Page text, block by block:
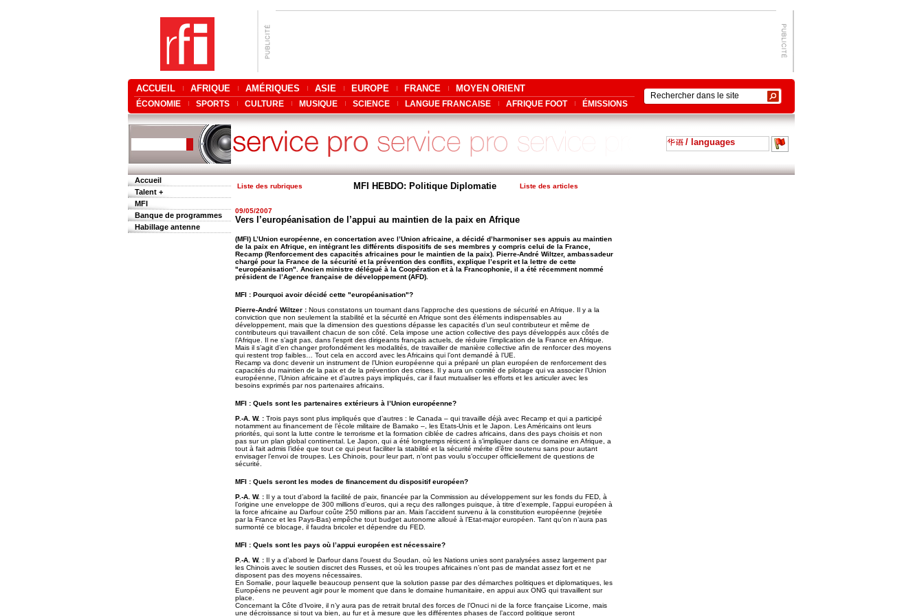
ACCUEIL AFRIQUE AMÉRIQUES ASIE EUROPE FRANCE MOYEN ORIENT
ÉCONOMIE SPORTS CULTURE MUSIQUE SCIENCE LANGUE FRANCAISE AFRIQUE FOOT ÉMISSIONS
/ languages
Accueil
Talent +
MFI
Banque de programmes
Habillage antenne
Liste des rubriques MFI HEBDO: Politique Diplomatie Liste des articles
09/05/2007
Vers l’européanisation de l’appui au maintien de la paix en Afrique
(MFI) L’Union européenne, en concertation avec l’Union africaine, a décidé d’harmoniser ses appuis au maintien
de la paix en Afrique, en intégrant les différents dispositifs de ses membres y compris celui de la France,
Recamp (Renforcement des capacités africaines pour le maintien de la paix). Pierre-André Wiltzer, ambassadeur
chargé pour la France de la sécurité et la prévention des conflits, explique l’esprit et la lettre de cette
"européanisation". Ancien ministre délégué à la Coopération et à la Francophonie, il a été récemment nommé
président de l’Agence française de développement (AFD).
MFI : Pourquoi avoir décidé cette "européanisation"?
Pierre-André Wiltzer : Nous constatons un tournant dans l’approche des questions de sécurité en Afrique. Il y a la
conviction que non seulement la stabilité et la sécurité en Afrique sont des éléments indispensables au
développement, mais que la dimension des questions dépasse les capacités d’un seul contributeur et même de
contributeurs qui travaillent chacun de son côté. Cela impose une action collective des pays développés aux côtés de
l’Afrique. Il ne s’agit pas, dans l’esprit des dirigeants français actuels, de réduire l’implication de la France en Afrique.
Mais il s’agit d’en changer profondément les modalités, de travailler de manière collective afin de renforcer des moyens
qui restent trop faibles… Tout cela en accord avec les Africains qui l’ont demandé à l’UE.
Recamp va donc devenir un instrument de l’Union européenne qui a préparé un plan européen de renforcement des
capacités du maintien de la paix et de la prévention des crises. Il y aura un comité de pilotage qui va associer l’Union
européenne, l’Union africaine et d’autres pays impliqués, car il faut mutualiser les efforts et les articuler avec les
besoins exprimés par nos partenaires africains.
MFI : Quels sont les partenaires extérieurs à l’Union européenne?
P.-A. W. : Trois pays sont plus impliqués que d’autres : le Canada – qui travaille déjà avec Recamp et qui a participé
notamment au financement de l’école militaire de Bamako –, les Etats-Unis et le Japon. Les Américains ont leurs
priorités, qui sont la lutte contre le terrorisme et la formation ciblée de cadres africains, dans des pays choisis et non
pas sur un plan global continental. Le Japon, qui a été longtemps réticent à s’impliquer dans ce domaine en Afrique, a
tout à fait admis l’idée que tout ce qui peut faciliter la stabilité et la sécurité mérite d’être soutenu sans pour autant
envisager l’envoi de troupes. Les Chinois, pour leur part, n’ont pas voulu s’occuper officiellement de questions de
sécurité.
MFI : Quels seront les modes de financement du dispositif européen?
P.-A. W. : Il y a tout d’abord la facilité de paix, financée par la Commission au développement sur les fonds du FED, à
l’origine une enveloppe de 300 millions d’euros, qui a reçu des rallonges puisque, à titre d’exemple, l’appui européen à
la force africaine au Darfour coûte 250 millions par an. Mais l’accident survenu à la constitution européenne (rejetée
par la France et les Pays-Bas) empêche tout budget autonome alloué à l’Etat-major européen. Tant qu’on n’aura pas
surmonté ce blocage, il faudra bricoler et dépendre du FED.
MFI : Quels sont les pays où l’appui européen est nécessaire?
P.-A. W. : Il y a d’abord le Darfour dans l’ouest du Soudan, où les Nations unies sont paralysées assez largement par
les Chinois avec le soutien discret des Russes, et où les troupes africaines n’ont pas de mandat assez fort et ne
disposent pas des moyens nécessaires.
En Somalie, pour laquelle beaucoup pensent que la solution passe par des démarches politiques et diplomatiques, les
Européens ne peuvent agir pour le moment que dans le domaine humanitaire, en appui aux ONG qui travaillent sur
place.
Concernant la Côte d’Ivoire, il n’y aura pas de retrait brutal des forces de l’Onuci ni de la force française Licorne, mais
une décroissance si tout va bien, au fur et à mesure que les différentes phases de l’accord politique seront